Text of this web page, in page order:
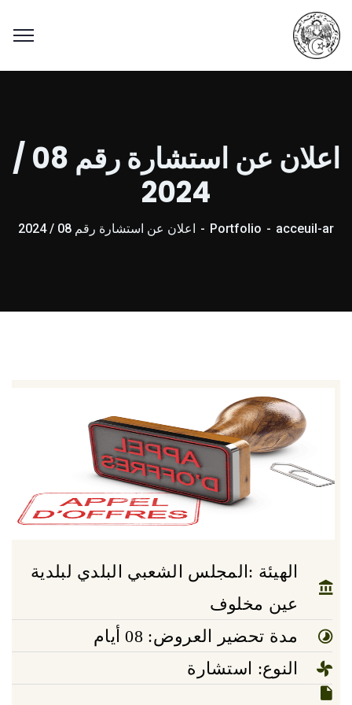
اعلان عن استشارة رقم 08 /
2024
acceuil-ar
Portfolio اعلان عن استشارة رقم 08 / 2024
الهيئة :المجلس الشعبي البلدي لبلدية
عين مخلوف
مدة تحضير العروض: 08 أيام
النوع: استشارة